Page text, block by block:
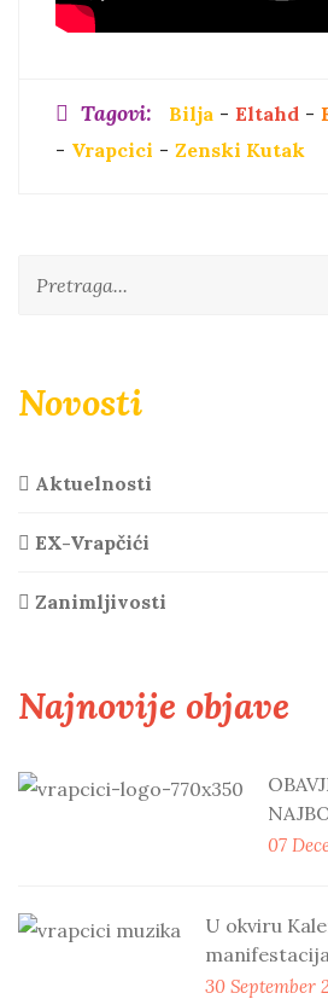
Tagovi: Bilja - Eltahd -
- Vrapcici - Zenski Kutak
Novosti
Aktuelnosti
EX-Vrapčići
Zanimljivosti
Najnovije objave
07
U okviru
30 September